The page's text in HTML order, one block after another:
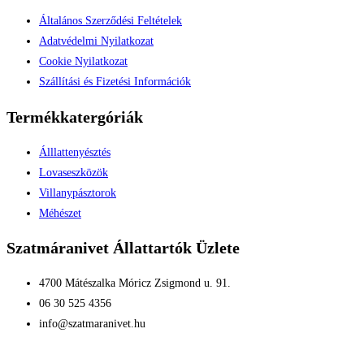
Általános Szerződési Feltételek
Adatvédelmi Nyilatkozat
Cookie Nyilatkozat
Szállítási és Fizetési Információk
Termékkatergóriák
Álllattenyésztés
Lovaseszközök
Villanypásztorok
Méhészet
Szatmáranivet Állattartók Üzlete
4700 Mátészalka Móricz Zsigmond u. 91.
06 30 525 4356
info@szatmaranivet.hu